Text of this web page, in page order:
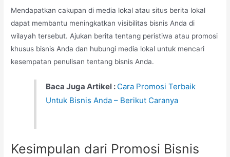
Mendapatkan cakupan di media lokal atau situs berita lokal
dapat membantu meningkatkan visibilitas bisnis Anda di
wilayah tersebut. Ajukan berita tentang peristiwa atau promosi
khusus bisnis Anda dan hubungi media lokal untuk mencari
kesempatan penulisan tentang bisnis Anda.
Baca Juga Artikel : Cara Promosi Terbaik
Untuk Bisnis Anda – Berikut Caranya
Kesimpulan dari Promosi Bisnis